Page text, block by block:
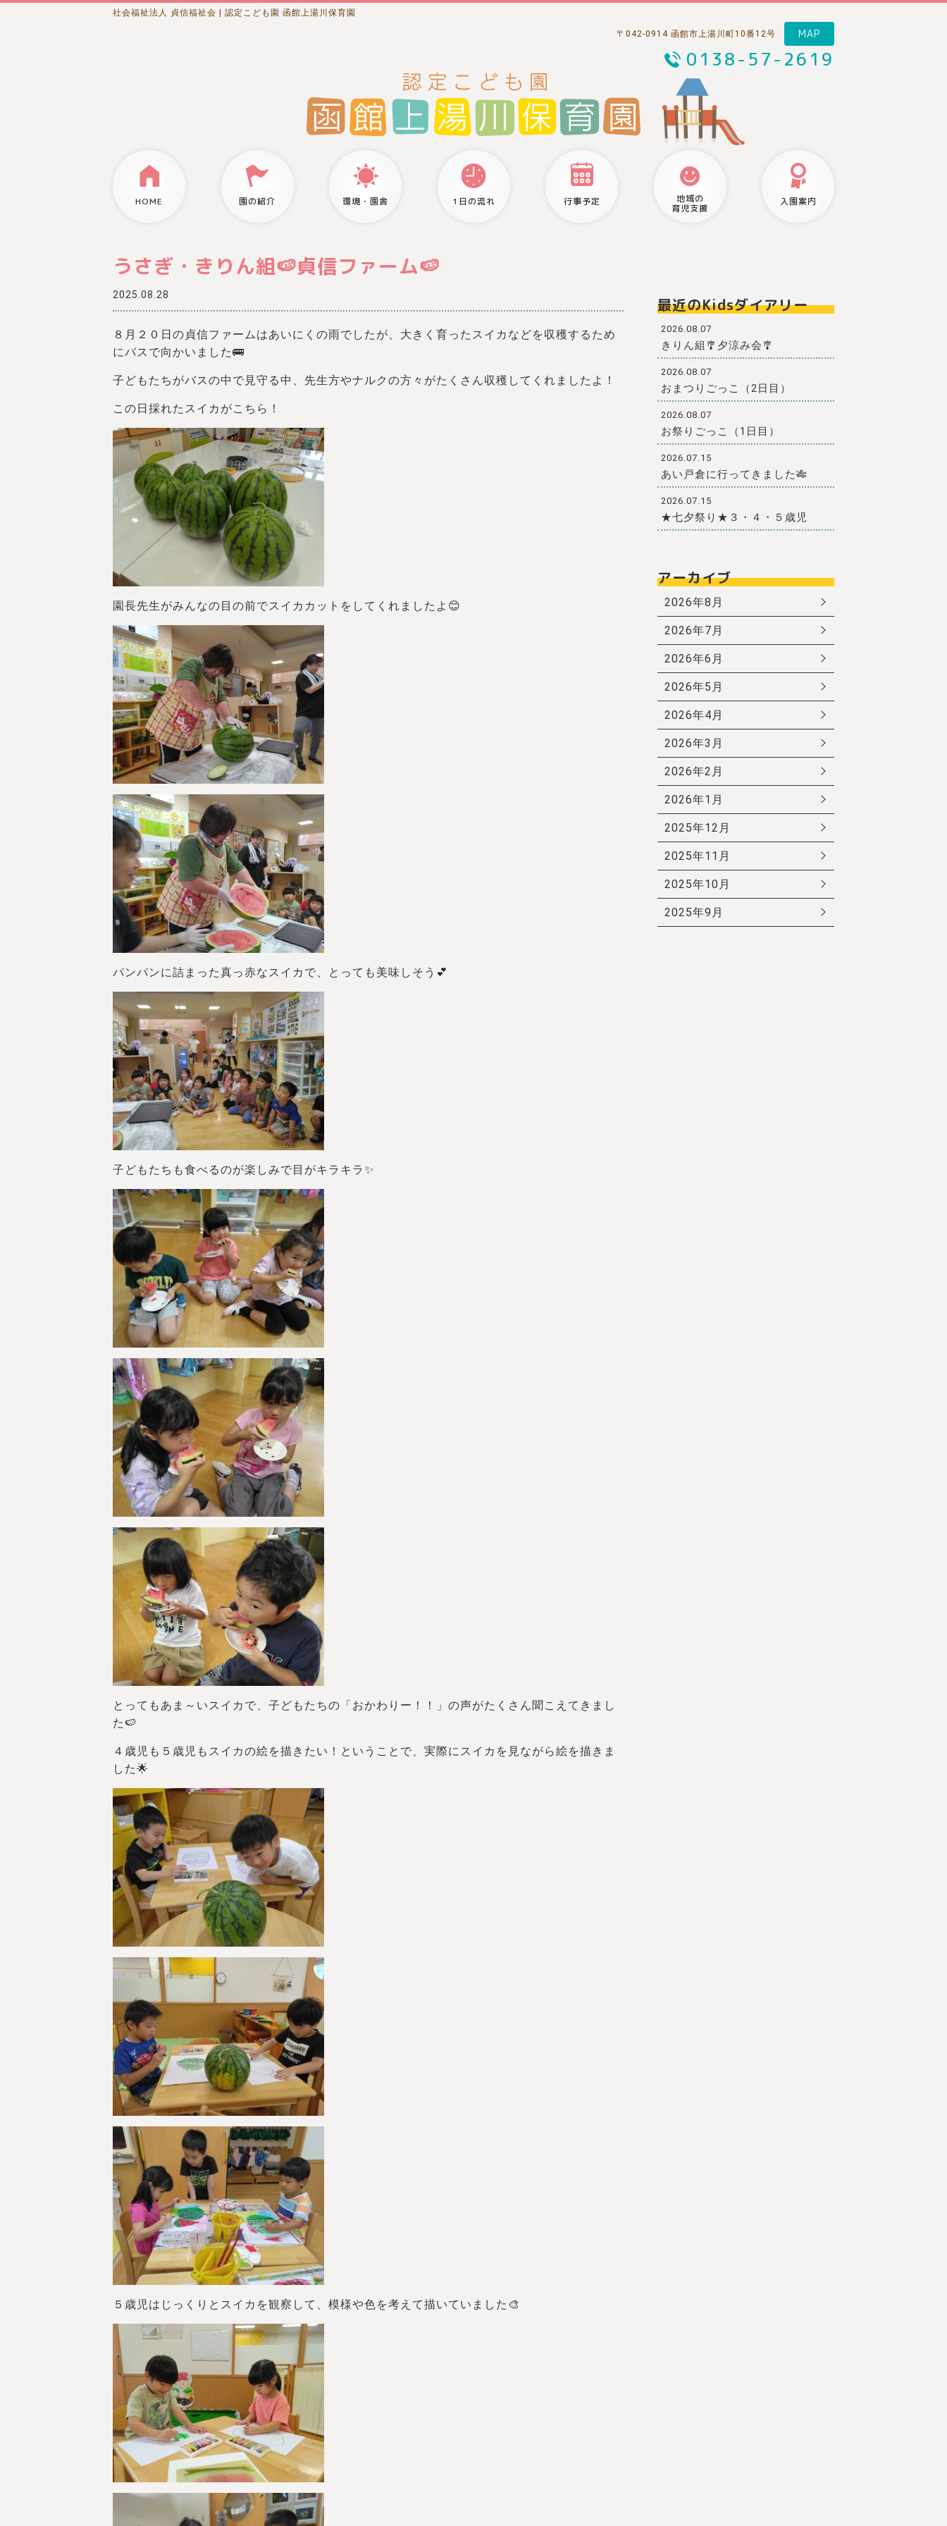
社会福祉法人 貞信福祉会 | 認定こども園 函館上湯川保育園
〒042-0914 函館市上湯川町10番12号 MAP
0138-57-2619
HOME 園の紹介 環境・園舎 1日の流れ 行事予定
地域の
育児支援
入園案内
うさぎ・きりん組🍉貞信ファーム🍉
2025.08.28
８月２０日の貞信ファームはあいにくの雨でしたが、大きく育ったスイカなどを収穫するため
にバスで向かいました🚌
子どもたちがバスの中で見守る中、先生方やナルクの方々がたくさん収穫してくれましたよ！
この日採れたスイカがこちら！
園長先生がみんなの目の前でスイカカットをしてくれましたよ😊
パンパンに詰まった真っ赤なスイカで、とっても美味しそう💕
子どもたちも食べるのが楽しみで目がキラキラ✨
とってもあま～いスイカで、子どもたちの「おかわりー！！」の声がたくさん聞こえてきまし
た🍉
４歳児も５歳児もスイカの絵を描きたい！ということで、実際にスイカを見ながら絵を描きま
した🌟
５歳児はじっくりとスイカを観察して、模様や色を考えて描いていました🎨
最近のKidsダイアリー
2026.08.07
きりん組🎐夕涼み会🎐
2026.08.07
おまつりごっこ（2日目）
2026.08.07
お祭りごっこ（1日目）
2026.07.15
あい戸倉に行ってきました🎋
2026.07.15
★七夕祭り★３・４・５歳児
アーカイブ
2026年8月
2026年7月
2026年6月
2026年5月
2026年4月
2026年3月
2026年2月
2026年1月
2025年12月
2025年11月
2025年10月
2025年9月